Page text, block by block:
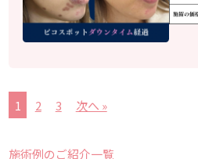
1 2 3 次へ »
施術例のご紹介一覧